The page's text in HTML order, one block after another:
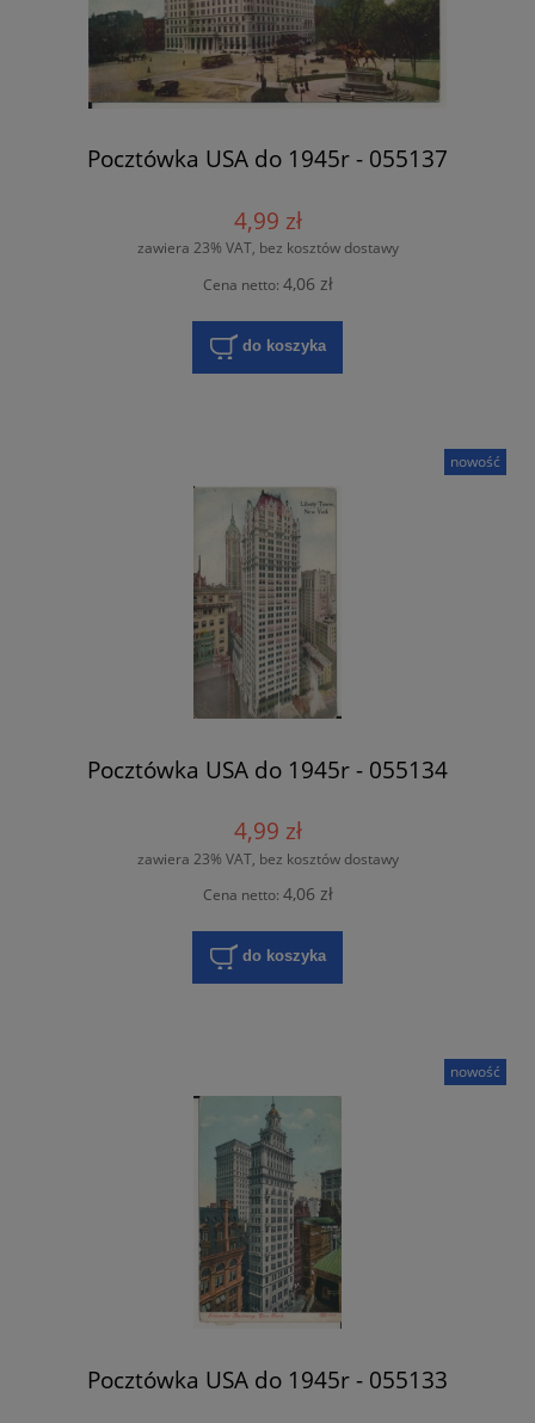
Pocztówka USA do 1945r - 055137
4,99 zł
zawiera 23% VAT, bez kosztów dostawy
Cena netto: 4,06 zł
do koszyka
Pocztówka USA do 1945r - 055134
4,99 zł
zawiera 23% VAT, bez kosztów dostawy
Cena netto: 4,06 zł
do koszyka
nowość
Pocztówka USA do 1945r - 055133
nowość